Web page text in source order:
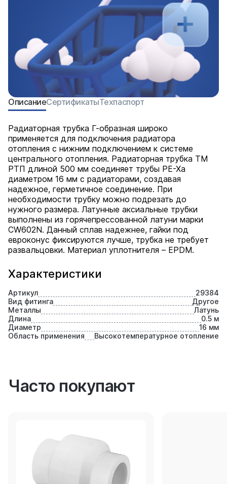
Характеристики
Артикул
29384
Вид фитинга
Другое
Металлы
Латунь
Длина
0.5 м
Диаметр
16 мм
Область применения
Высокотемпературное отопление
ОписаниеСертификатыТехпаспорт
Радиаторная трубка Г-образная широко
применяется для подключения радиатора
отопления с нижним подключением к системе
центрального отопления. Радиаторная трубка ТМ
РТП длиной 500 мм соединяет трубы PE-Xa
диаметром 16 мм c радиаторами, создавая
надежное, герметичное соединение. При
необходимости трубку можно подрезать до
нужного размера. Латунные аксиальные трубки
выполнены из горячепрессованной латуни марки
СW602N. Данный сплав надежнее, гайки под
евроконус фиксируются лучше, трубка не требует
развальцовки. Материал уплотнителя – EPDM.
Часто покупают